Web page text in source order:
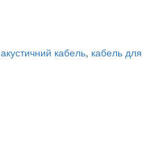
акустичний кабель, кабель для